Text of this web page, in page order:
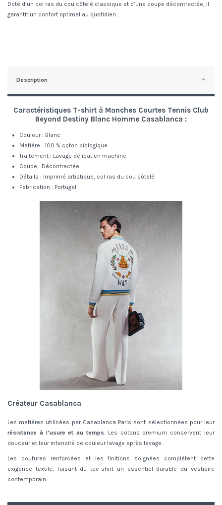
Doté d’un col ras du cou côtelé classique et d’une coupe décontractée, il
garantit un confort optimal au quotidien.
Description
Caractéristiques T-shirt à Manches Courtes Tennis Club
Beyond Destiny Blanc Homme Casablanca :
Couleur : Blanc
Matière : 100 % coton biologique
Traitement : Lavage délicat en machine
Coupe : Décontractée
Détails : Imprimé artistique, col ras du cou côtelé
Fabrication : Portugal
Créateur Casablanca
Les matières utilisées par Casablanca Paris sont sélectionnées pour leur
résistance à l’usure et au temps. Les cotons premium conservent leur
douceur et leur intensité de couleur lavage après lavage.
Les coutures renforcées et les finitions soignées complètent cette
exigence textile, faisant du tee-shirt un essentiel durable du vestiaire
contemporain.